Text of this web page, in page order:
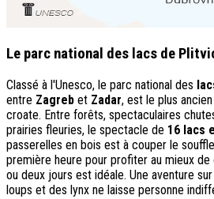
Le parc national des lacs de
Classé à l'Unesco, le parc national des
entre Zagreb et Zadar, est le plus
croate. Entre forêts, spectaculaires
prairies fleuries, le spectacle de 16 lacs
passerelles en bois est à couper le
première heure pour profiter au mieux
ou deux jours est idéale. Une aventure
loups et des lynx ne laisse personne